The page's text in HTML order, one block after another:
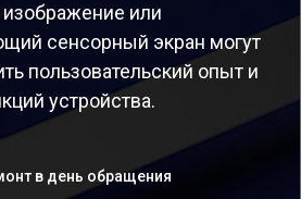
или
сенсорный экран могут
пользовательский опыт и
устройства.
в день обращения